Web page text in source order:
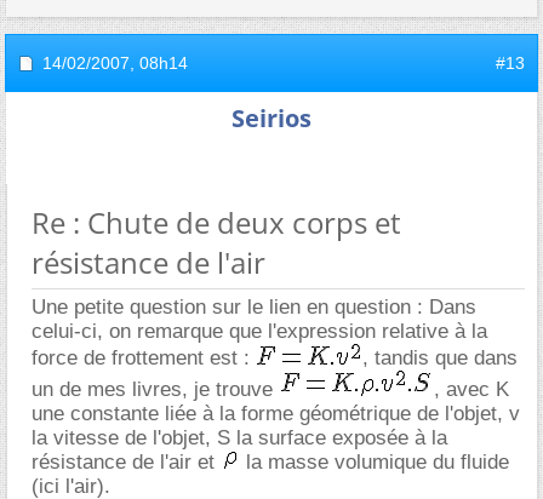
14/02/2007, 08h14 #13
Seirios
Re : Chute de deux corps et
résistance de l'air
Une petite question sur le lien en question : Dans
celui-ci, on remarque que l'expression relative à la
force de frottement est :
, tandis que dans
un de mes livres, je trouve
, avec K
une constante liée à la forme géométrique de l'objet, v
la vitesse de l'objet, S la surface exposée à la
résistance de l'air et
la masse volumique du fluide
(ici l'air).